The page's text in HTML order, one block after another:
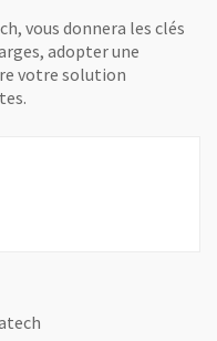
vous donnera les clés
adopter une
votre solution
une nouvelle fenêtre